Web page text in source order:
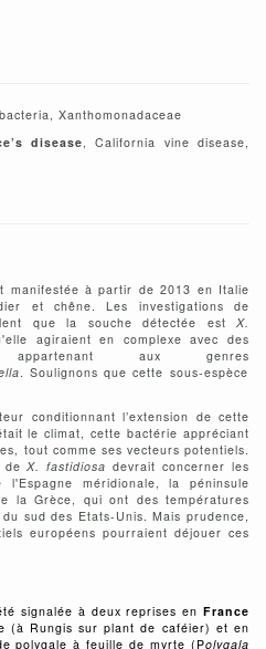
Xanthomonadaceae
disease, California vine disease,
manifestée à partir de 2013 en Italie
et chêne. Les investigations de
que la souche détectée est X.
agiraient en complexe avec des
appartenant aux genres
. Soulignons que cette sous-espèce
conditionnant l’extension de cette
le climat, cette bactérie appréciant
tout comme ses vecteurs potentiels.
deX. fastidiosa devrait concerner les
méridionale, la péninsule
la Grèce, qui ont des températures
sud des Etats-Unis. Mais prudence,
européens pourraient déjouer ces
signalée à deux reprises en France
(à Rungis sur plant de caféier) et en
polygale à feuille de myrte (Polygala